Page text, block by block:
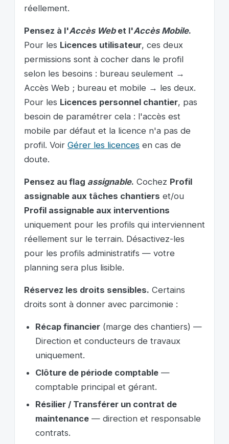
réellement.
Pensez à l'Accès Webet l'Accès Mobile.
Pour les Licences utilisateur, ces deux
permissions sont à cocher dans le profil
selon les besoins : bureau seulement →
Accès Web ; bureau et mobile → les deux.
Pour les Licences personnel chantier, pas
besoin de paramétrer cela : l'accès est
mobile par défaut et la licence n'a pas de
profil. Voir Gérer les licences en cas de
doute.
Pensez au flag assignable. Cochez Profil
assignable aux tâches chantiers et/ou
Profil assignable aux interventions
uniquement pour les profils qui interviennent
réellement sur le terrain. Désactivez-les
pour les profils administratifs — votre
planning sera plus lisible.
Réservez les droits sensibles. Certains
droits sont à donner avec parcimonie :
Récap financier (marge des chantiers) —
Direction et conducteurs de travaux
uniquement.
Clôture de période comptable —
comptable principal et gérant.
Résilier / Transférer un contrat de
maintenance — direction et responsable
contrats.